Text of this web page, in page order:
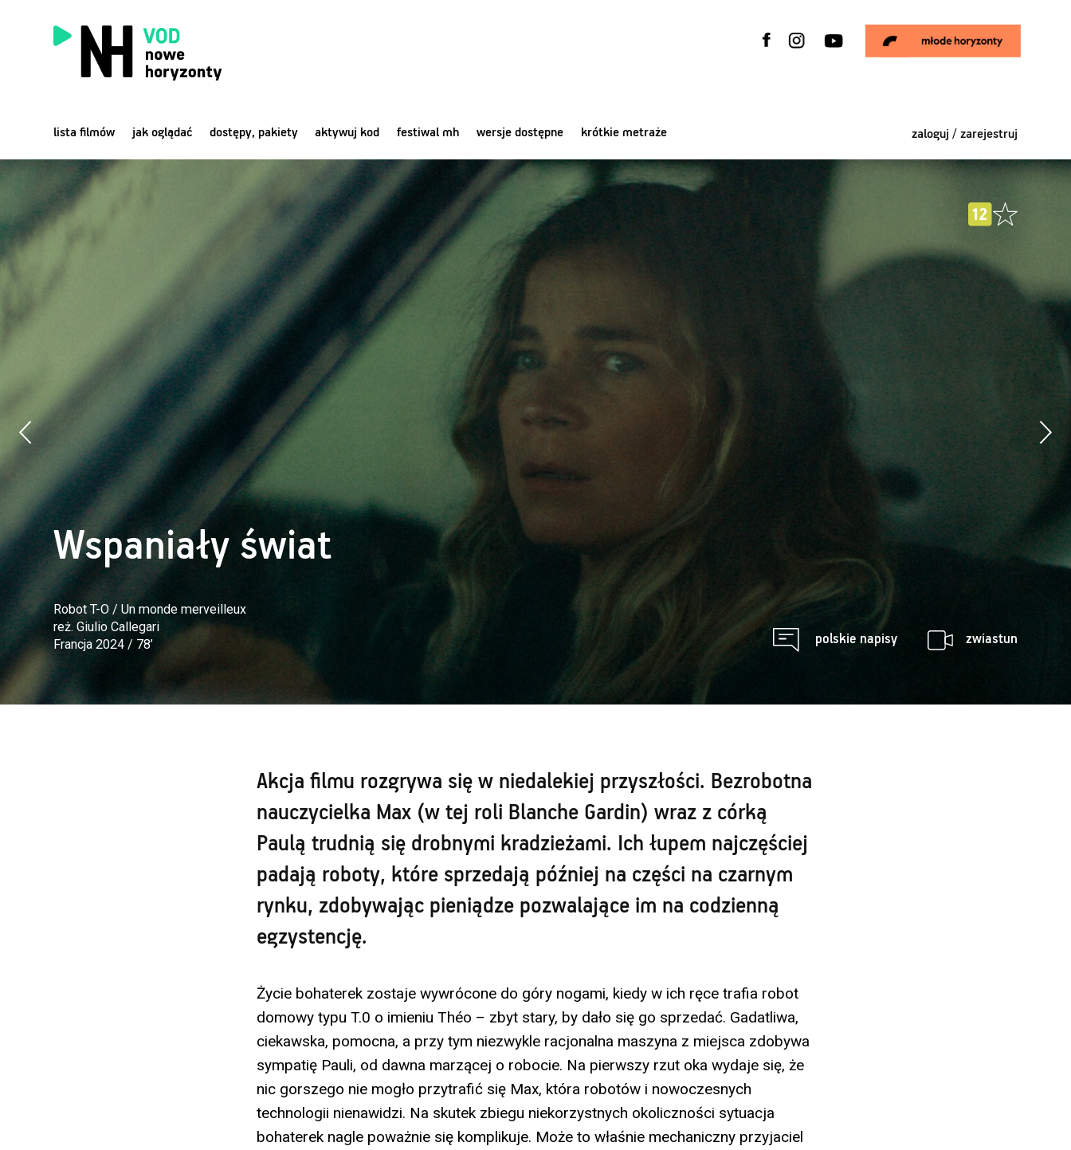
lista filmów jak oglądać dostępy, pakiety aktywuj kod festiwal mh wersje dostępne krótkie metraże zaloguj / zarejestruj
Wspaniały świat
Robot T-O / Un monde merveilleux
reż. Giulio Callegari
Francja 2024 / 78’
polskie napisy zwiastun
Akcja filmu rozgrywa się w niedalekiej przyszłości. Bezrobotna
nauczycielka Max (w tej roli Blanche Gardin) wraz z córką
Paulą trudnią się drobnymi kradzieżami. Ich łupem najczęściej
padają roboty, które sprzedają później na części na czarnym
rynku, zdobywając pieniądze pozwalające im na codzienną
egzystencję.
Życie bohaterek zostaje wywrócone do góry nogami, kiedy w ich ręce trafia robot
domowy typu T.0 o imieniu Théo – zbyt stary, by dało się go sprzedać. Gadatliwa,
ciekawska, pomocna, a przy tym niezwykle racjonalna maszyna z miejsca zdobywa
sympatię Pauli, od dawna marzącej o robocie. Na pierwszy rzut oka wydaje się, że
nic gorszego nie mogło przytrafić się Max, która robotów i nowoczesnych
technologii nienawidzi. Na skutek zbiegu niekorzystnych okoliczności sytuacja
bohaterek nagle poważnie się komplikuje. Może to właśnie mechaniczny przyjaciel